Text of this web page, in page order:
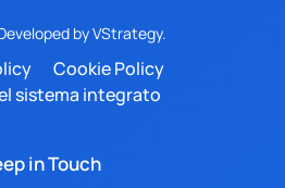
byVStrategy.
Cookie Policy
sistema integrato
in Touch